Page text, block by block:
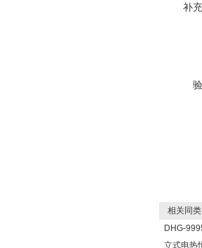
补
相关同类
DHG-
立式电热